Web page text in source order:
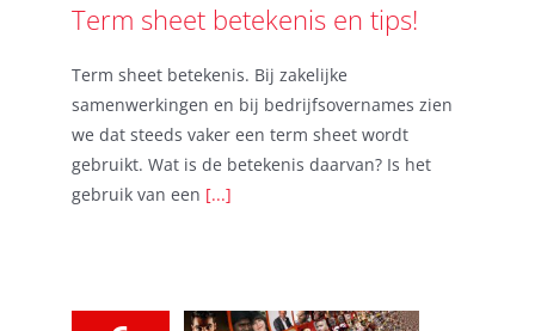
Term sheet betekenis en tips!
Term sheet betekenis. Bij zakelijke
samenwerkingen en bij bedrijfsovernames zien
we dat steeds vaker een term sheet wordt
gebruikt. Wat is de betekenis daarvan? Is het
gebruik van een [...]